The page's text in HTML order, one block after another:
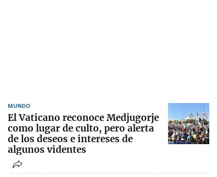
MUNDO
El Vaticano reconoce Medjugorje
como lugar de culto, pero alerta
de los deseos e intereses de
algunos videntes